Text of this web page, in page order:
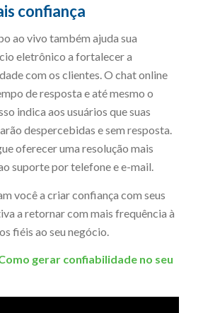
confiança
ao vivo também ajuda sua
eletrônico a fortalecer a
com os clientes. O chat online
de resposta e até mesmo o
indica aos usuários que suas
despercebidas e sem resposta.
oferecer uma resolução mais
suporte por telefone e e-mail.
você a criar confiança com seus
a retornar com mais frequência à
fiéis ao seu negócio.
gerar confiabilidade no seu